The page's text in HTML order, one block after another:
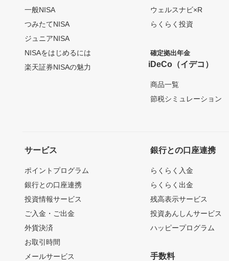
一般NISA
つみたてNISA
ジュニアNISA
NISAをはじめるには
楽天証券NISAの魅力
ウェルスナビ×R
らくらく投資
確定拠出年金
iDeCo（イデコ）
商品一覧
節税シミュレーション
サービス
ポイントプログラム
銀行との口座連携
投資情報サービス
ご入金・ご出金
外貨決済
お取引時間
メールサービス
銀行との口座連携
らくらく入金
らくらく出金
残高表示サービス
投資あんしんサービス
ハッピープログラム
手数料